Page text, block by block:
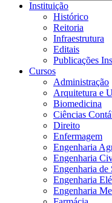
Instituição
Histórico
Reitoria
Infraestrutura
Editais
Publicações
Cursos
Administração
Arquitetura e
Biomedicina
Ciências
Direito
Enfermagem
Engenharia
Engenharia
Engenharia de
Engenharia
Engenharia